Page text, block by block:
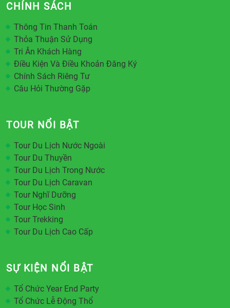
CHÍNH SÁCH
Thông Tin Thanh Toán
Thỏa Thuận Sử Dụng
Tri Ân Khách Hàng
Điều Kiện Và Điều Khoản Đăng Ký
Chính Sách Riêng Tư
Câu Hỏi Thường Gặp
TOUR NỔI BẬT
Tour Du Lịch Nước Ngoài
Tour Du Thuyền
Tour Du Lịch Trong Nước
Tour Du Lịch Caravan
Tour Nghĩ Dưỡng
Tour Học Sinh
Tour Trekking
Tour Du Lịch Cao Cấp
SỰ KIỆN NỔI BẬT
Tổ Chức Year End Party
Tổ Chức Lễ Động Thổ